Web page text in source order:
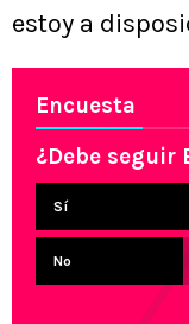
estoy a
Encuesta
¿Debe seguir
Sí
No